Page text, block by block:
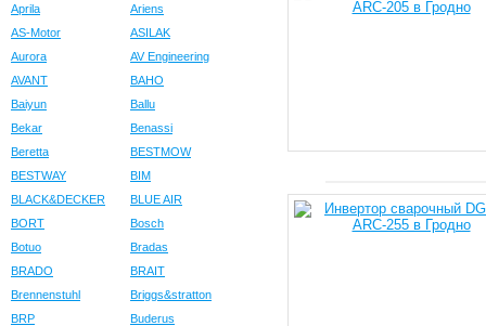
Aprila
Ariens
AS-Motor
ASILAK
Aurora
AV Engineering
AVANT
BAHO
Baiyun
Ballu
Bekar
Benassi
Beretta
BESTMOW
BESTWAY
BIM
BLACK&DECKER
BLUE AIR
BORT
Bosch
Botuo
Bradas
BRADO
BRAIT
Brennenstuhl
Briggs&stratton
BRP
Buderus